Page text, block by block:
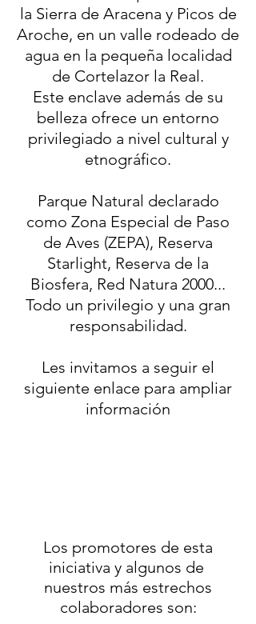
la Sierra de Aracena y Picos de
Aroche, en un valle rodeado de
agua en la pequeña localidad
de Cortelazor la Real.
Este enclave además de su
belleza ofrece un entorno
privilegiado a nivel cultural y
etnográfico.
Parque Natural declarado
como Zona Especial de Paso
de Aves (ZEPA), Reserva
Starlight, Reserva de la
Biosfera, Red Natura 2000...
Todo un privilegio y una gran
responsabilidad.
Les invitamos a seguir el
siguiente enlace para ampliar
información
Los promotores de esta
iniciativa y algunos de
nuestros más estrechos
colaboradores son: